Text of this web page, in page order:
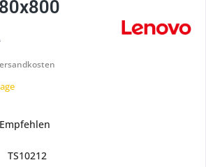
Empfehlen
TS10212